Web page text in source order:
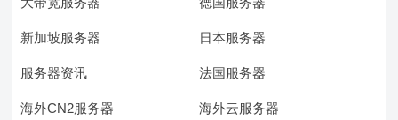
新加坡服务器 日本服务器
服务器资讯 法国服务器
海外CN2服务器 海外云服务器